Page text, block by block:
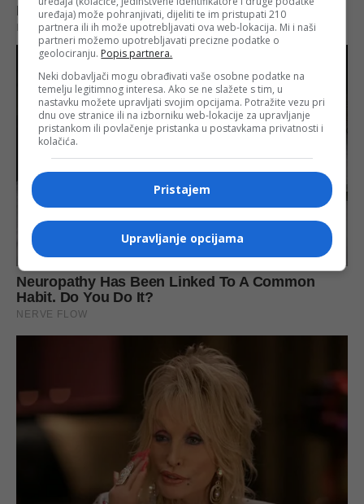
uređaja) može pohranjivati, dijeliti te im pristupati 210
partnera ili ih može upotrebljavati ova web-lokacija. Mi i naši
partneri možemo upotrebljavati precizne podatke o
geolociranju. Popis partnera.
Neki dobavljači mogu obrađivati vaše osobne podatke na
temelju legitimnog interesa. Ako se ne slažete s tim, u
nastavku možete upravljati svojim opcijama. Potražite vezu pri
dnu ove stranice ili na izborniku web-lokacije za upravljanje
pristankom ili povlačenje pristanka u postavkama privatnosti i
kolačića.
Pristajem
Upravljanje opcijama